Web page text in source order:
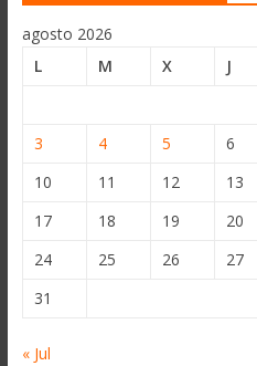
agosto 2026
L
M X J
3
4 5 6
10
11 12 13
17
18 19 20
24
25 26 27
31
« Jul